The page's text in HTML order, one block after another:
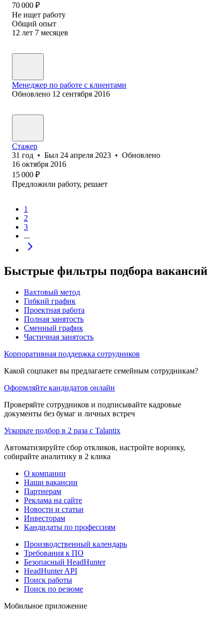
70 000 ₽
Не ищет работу
Общий опыт
12 лет 7 месяцев
Менеджер по работе с клиентами
Обновлено 12 сентября 2016
Стажер
31 год • Был 24 апреля 2023 • Обновлено
16 октября 2016
15 000 ₽
Предложили работу, решает
1
2
3
...
Быстрые фильтры подбора вакансий
Вахтовый метод
Гибкий график
Проектная работа
Полная занятость
Сменный график
Частичная занятость
Корпоративная поддержка сотрудников
Какой соцпакет вы предлагаете семейным сотрудникам?
Оформляйте кандидатов онлайн
Проверяйте сотрудников и подписывайте кадровые
документы без бумаг и личных встреч
Ускорьте подбор в 2 раза с Talantix
Автоматизируйте сбор откликов, настройте воронку,
собирайте аналитику в 2 клика
О компании
Наши вакансии
Партнерам
Реклама на сайте
Новости и статьи
Инвесторам
Кандидаты по профессиям
Производственный календарь
Требования к ПО
Безопасный HeadHunter
HeadHunter API
Поиск работы
Поиск по резюме
Мобильное приложение